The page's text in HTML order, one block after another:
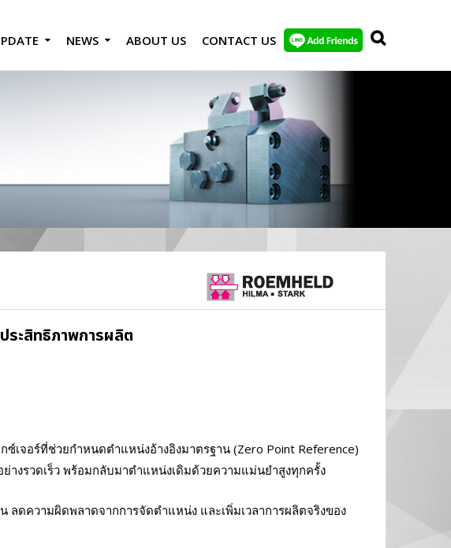
NEWS ABOUT US CONTACT US
ระสิทธิภาพการผลิต
เจอร์ที่ช่วยกำหนดตำแหน่งอ้างอิงมาตรฐาน (Zero Point Reference)
างรวดเร็ว พร้อมกลับมาตำแหน่งเดิมด้วยความแม่นยำสูงทุกครั้ง
ลดความผิดพลาดจากการจัดตำแหน่ง และเพิ่มเวลาการผลิตจริงของ